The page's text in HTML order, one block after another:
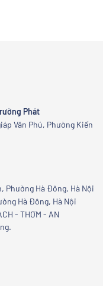
Phát
Văn Phú, Phường Kiến
Phường Hà Đông, Hà Nội
Hà Đông, Hà Nội
- THƠM - AN